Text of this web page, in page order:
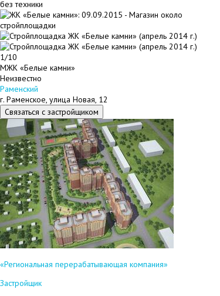
1/10
МЖК «Белые камни»
Неизвестно
Раменский
г. Раменское, улица Новая, 12
Связаться с застройщиком
«Региональная перерабатывающая компания»
Застройщик